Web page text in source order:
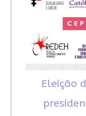
Eleição